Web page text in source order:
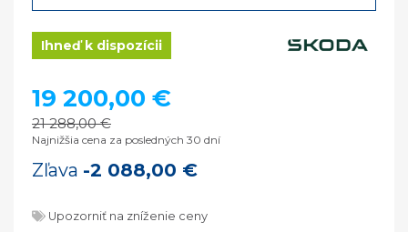
Ihneď k dispozícii
19 200,00 €
21 288,00 €
Najnižšia cena za posledných 30 dní
Zľava -2 088,00 €
Upozorniť na zníženie ceny